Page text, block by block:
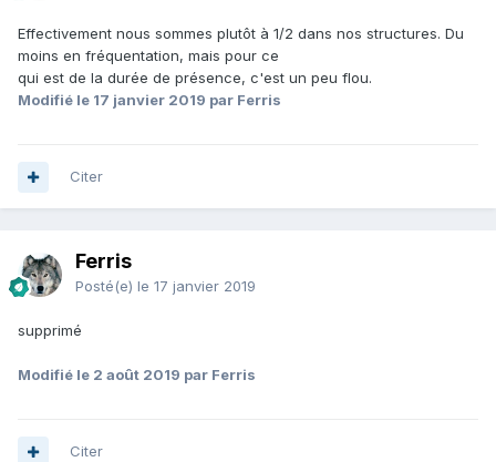
Effectivement nous sommes plutôt à 1/2 dans nos structures. Du
moins en fréquentation, mais pour ce
qui est de la durée de présence, c'est un peu flou.
Modifié le 17 janvier 2019 par Ferris
Citer
Ferris
Posté(e) le 17 janvier 2019
supprimé
Modifié le 2 août 2019 par Ferris
Citer